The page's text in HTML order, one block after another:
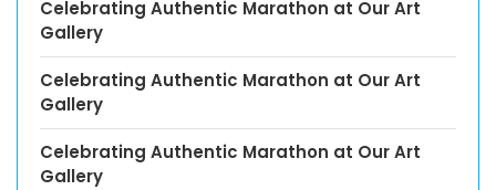
Celebrating Authentic Marathon at Our Art
Gallery
Celebrating Authentic Marathon at Our Art
Gallery
Celebrating Authentic Marathon at Our Art
Gallery